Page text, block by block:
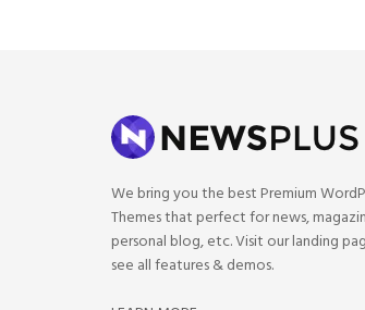
We bring you the best Premium
Themes that perfect for news,
personal blog, etc. Visit our landing
see all features & demos.